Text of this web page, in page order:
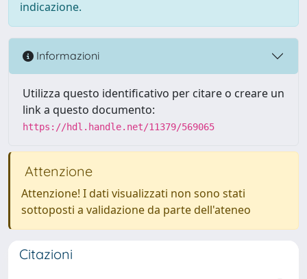
indicazione.
Informazioni
Utilizza questo identificativo per citare o creare un
link a questo documento:
https://hdl.handle.net/11379/569065
Attenzione
Attenzione! I dati visualizzati non sono stati
sottoposti a validazione da parte dell'ateneo
Citazioni